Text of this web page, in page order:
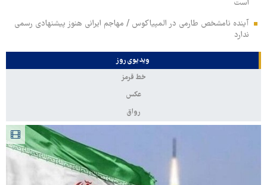
است
آینده نامشخص طارمی در المپیاکوس / مهاجم ایرانی هنوز پیشنهادی رسمی
ندارد
ویدیوی روز
خط قرمز
عکس
رواق